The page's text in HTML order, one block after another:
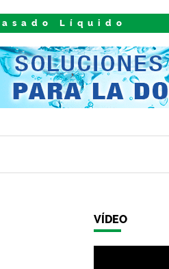
Líquido
VÍDEO